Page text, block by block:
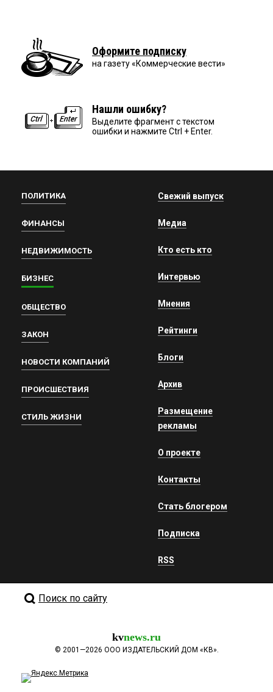
Оформите подписку
на газету «Коммерческие вести»
Нашли ошибку?
Выделите фрагмент с текстом
ошибки и нажмите Ctrl + Enter.
ПОЛИТИКА
ФИНАНСЫ
НЕДВИЖИМОСТЬ
БИЗНЕС
ОБЩЕСТВО
ЗАКОН
НОВОСТИ КОМПАНИЙ
ПРОИСШЕСТВИЯ
СТИЛЬ ЖИЗНИ
Свежий выпуск
Медиа
Кто есть кто
Интервью
Мнения
Рейтинги
Блоги
Архив
Размещение
рекламы
О проекте
Контакты
Стать блогером
Подписка
RSS
Поиск по сайту
kvnews.ru
© 2001—2026 ООО ИЗДАТЕЛЬСКИЙ ДОМ «КВ».